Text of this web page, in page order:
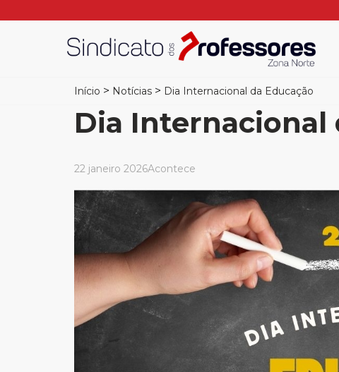
Início > Notícias > Dia Internacional da Educação
Dia Internacional
22 janeiro 2026Acontece